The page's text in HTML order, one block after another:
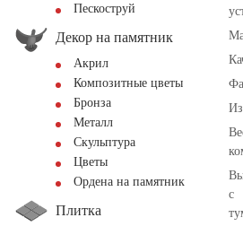
Пескоструй
Декор на памятник
Акрил
Композитные цветы
Бронза
Металл
Скульптура
Цветы
Ордена на памятник
Плитка
с